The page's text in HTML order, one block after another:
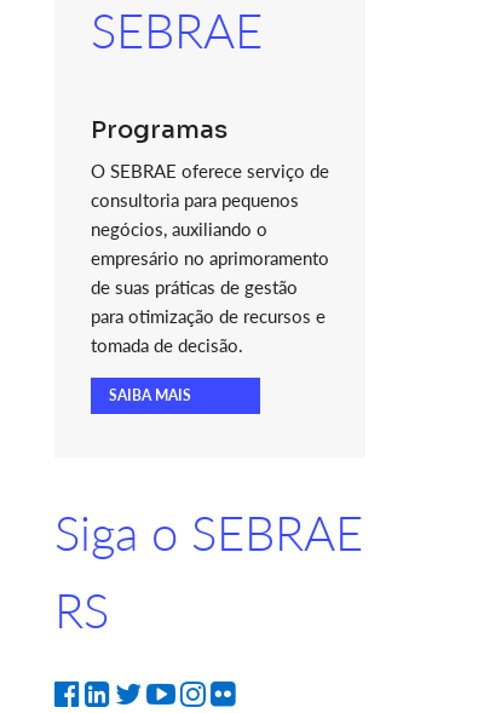
SEBRAE
Programas
O SEBRAE oferece serviço de
consultoria para pequenos
negócios, auxiliando o
empresário no aprimoramento
de suas práticas de gestão
para otimização de recursos e
tomada de decisão.
SAIBA MAIS
Siga o SEBRAE
RS